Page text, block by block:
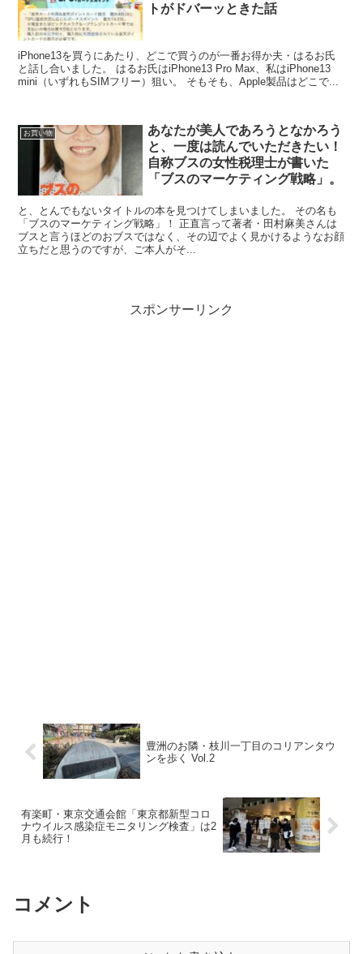
トがドバーッときた話
iPhone13を買うにあたり、どこで買うのが一番お得か夫・はるお氏
と話し合いました。 はるお氏はiPhone13 Pro Max、私はiPhone13
mini（いずれもSIMフリー）狙い。 そもそも、Apple製品はどこで...
お買い物
あなたが美人であろうとなかろう
と、一度は読んでいただきたい！
自称ブスの女性税理士が書いた
「ブスのマーケティング戦略」。
と、とんでもないタイトルの本を見つけてしまいました。 その名も
「ブスのマーケティング戦略」！ 正直言って著者・田村麻美さんは
ブスと言うほどのおブスではなく、その辺でよく見かけるようなお顔
立ちだと思うのですが、ご本人がそ...
スポンサーリンク
豊洲のお隣・枝川一丁目のコリアンタウ
ンを歩く Vol.2
有楽町・東京交通会館「東京都新型コロ
ナウイルス感染症モニタリング検査」は2
月も続行！
コメント